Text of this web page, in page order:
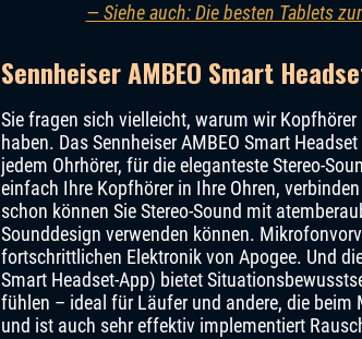
— Siehe auch: Die besten Tablets
Sennheiser AMBEO Smart
Sie fragen sich vielleicht, warum wir
haben. Das Sennheiser AMBEO Smart
jedem Ohrhörer, für die eleganteste Stereo-
einfach Ihre Kopfhörer in Ihre Ohren,
schon können Sie Stereo-Sound mit
Sounddesign verwenden können.
fortschrittlichen Elektronik von Apogee. Und
Smart Headset-App) bietet
fühlen – ideal für Läufer und andere, die
und ist auch sehr effektiv implementiert